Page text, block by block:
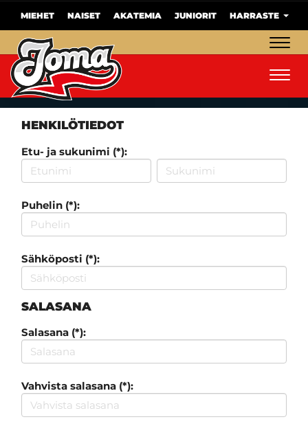
MIEHET NAISET AKATEMIA JUNIORIT HARRASTE
HENKILÖTIEDOT
Etu- ja sukunimi (*):
Puhelin (*):
Sähköposti (*):
SALASANA
Salasana (*):
Vahvista salasana (*):